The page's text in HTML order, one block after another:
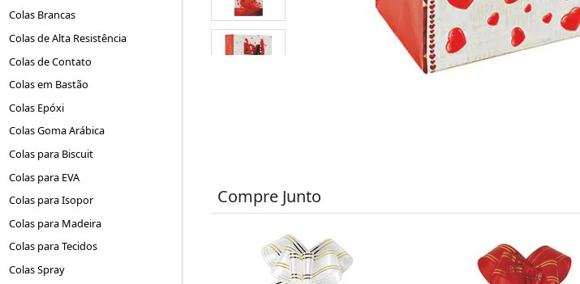
Colas Brancas
Colas de Alta Resistência
Colas de Contato
Colas em Bastão
Colas Epóxi
Colas Goma Arábica
Colas para Biscuit
Colas para EVA
Colas para Isopor
Colas para Madeira
Colas para Tecidos
Colas Spray
Compre Junto